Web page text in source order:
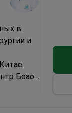
в 3-
в
и
Боао
методах